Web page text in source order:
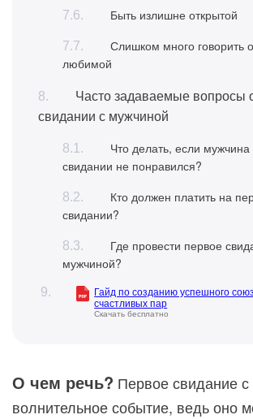
Быть излишне открытой
Слишком много говорить
любимой
Часто задаваемые вопросы
свидании с мужчиной
Что делать, если
свидании не понравился?
Кто должен платить на
свидании?
Где провести первое
мужчиной?
Гайд по созданию успешного
счастливых пар
Скачать бесплатно
О чем речь? Первое свидание
волнительное событие, ведь оно